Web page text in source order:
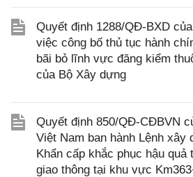
Quyết định 1288/QĐ-BXD
việc công bố thủ tục hành
bãi bỏ lĩnh vực đăng kiểm
của Bộ Xây dựng
Quyết định 850/QĐ-CĐBVN
Việt Nam ban hành Lệnh xây
Khẩn cấp khắc phục hậu quả
giao thông tại khu vực